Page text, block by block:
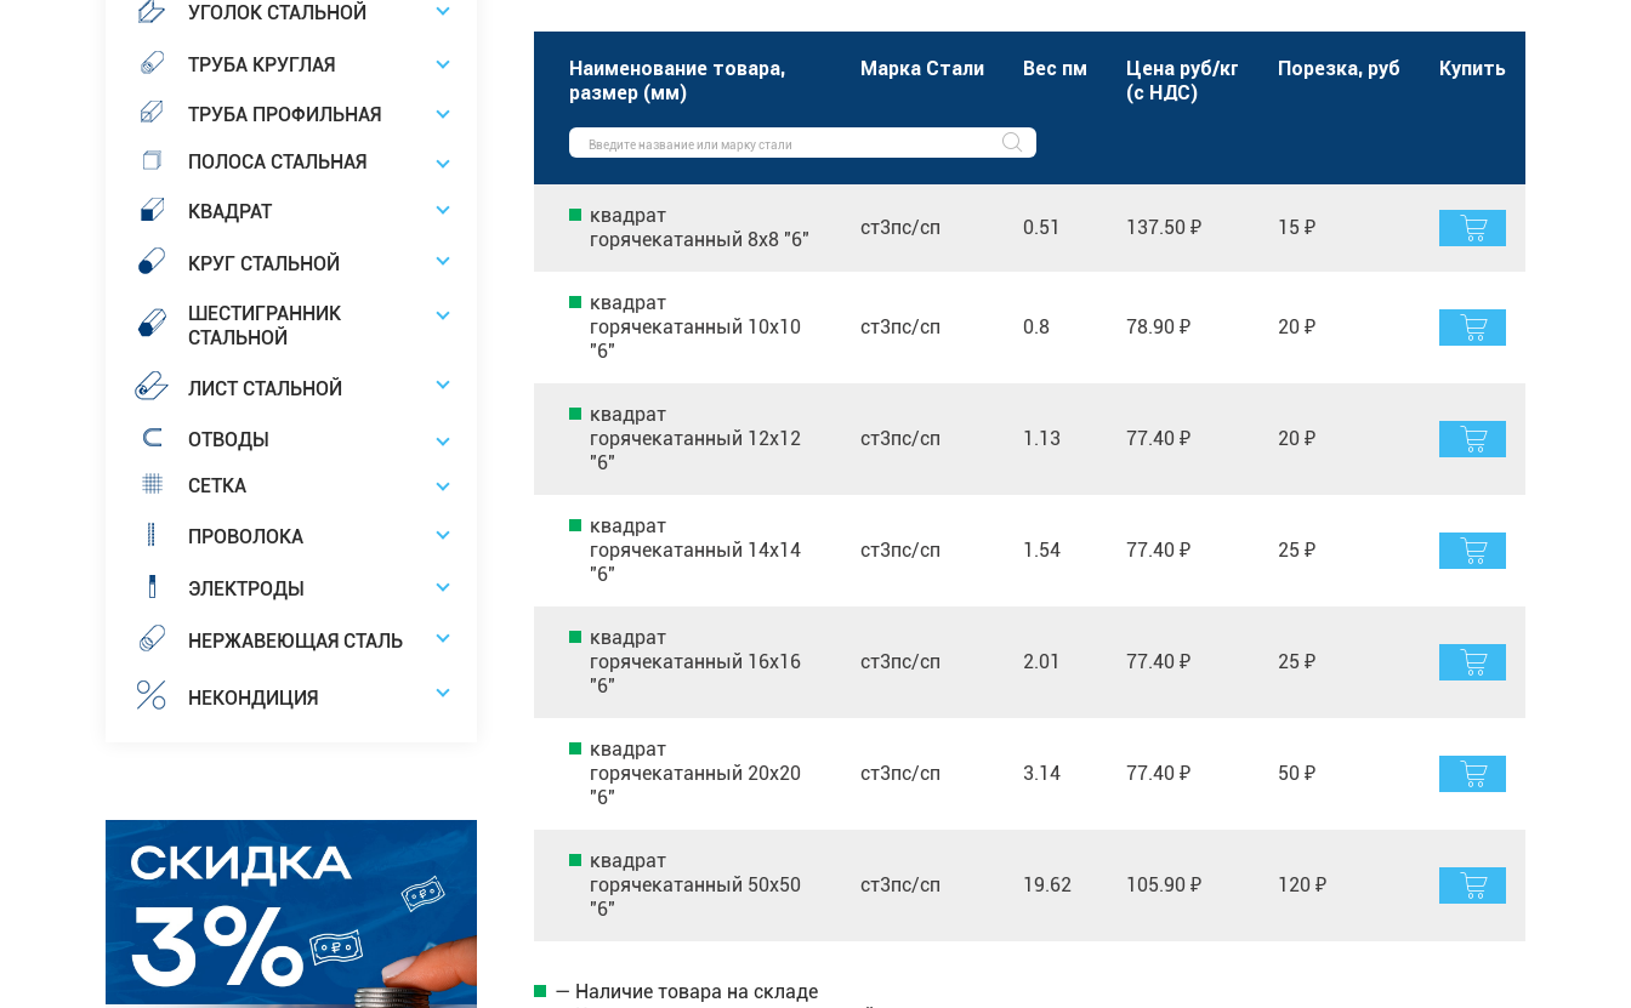
УГОЛОК СТАЛЬНОЙ
ТРУБА КРУГЛАЯ
ТРУБА ПРОФИЛЬНАЯ
ПОЛОСА СТАЛЬНАЯ
КВАДРАТ
КРУГ СТАЛЬНОЙ
ШЕСТИГРАННИК
СТАЛЬНОЙ
ЛИСТ СТАЛЬНОЙ
ОТВОДЫ
СЕТКА
ПРОВОЛОКА
ЭЛЕКТРОДЫ
НЕРЖАВЕЮЩАЯ СТАЛЬ
НЕКОНДИЦИЯ
Наименование товара,
размер (мм)
Марка Стали Вес пм
Цена руб/кг
(с НДС)
Порезка, руб Купить
квадрат
горячекатанный 8х8 "6"
ст3пс/сп 0.51 137.50 ₽ 15 ₽
квадрат
горячекатанный 10х10
"6"
ст3пс/сп 0.8 78.90 ₽ 20 ₽
квадрат
горячекатанный 12х12
"6"
ст3пс/сп 1.13 77.40 ₽ 20 ₽
квадрат
горячекатанный 14х14
"6"
ст3пс/сп 1.54 77.40 ₽ 25 ₽
квадрат
горячекатанный 16х16
"6"
ст3пс/сп 2.01 77.40 ₽ 25 ₽
квадрат
горячекатанный 20х20
"6"
ст3пс/сп 3.14 77.40 ₽ 50 ₽
квадрат
горячекатанный 50х50
"6"
ст3пс/сп 19.62 105.90 ₽ 120 ₽
— Наличие товара на складе